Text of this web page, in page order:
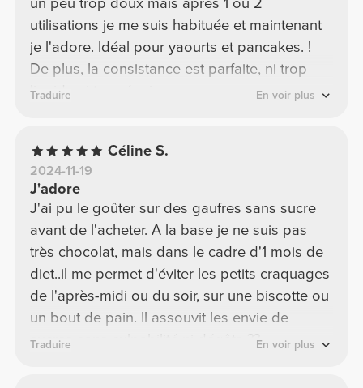
utilisations je me suis habituée et maintenant
je l'adore. Idéal pour yaourts et pancakes. !
De plus, la consistance est parfaite, ni trop
liquide ni trop épaisse.
Traduire En voir plus
Céline S.
2024-11-19
J'adore
J'ai pu le goûter sur des gaufres sans sucre
avant de l'acheter. A la base je ne suis pas
très chocolat, mais dans le cadre d'1 mois de
diet..il me permet d'éviter les petits craquages
de l'après-midi ou du soir, sur une biscotte ou
un bout de pain. Il assouvit les envie de
sucres sans culpabilité ni dégâts ??
Traduire En voir plus